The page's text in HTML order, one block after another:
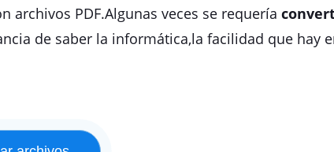
archivos PDF.Algunas veces se requería
de saber la informática,la facilidad que hay